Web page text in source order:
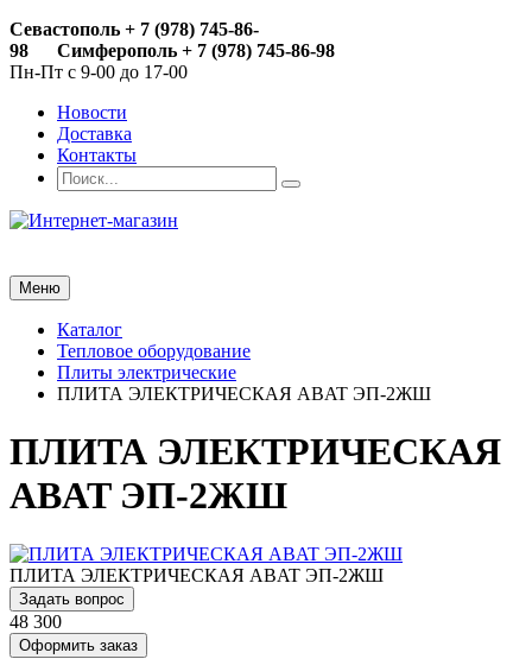
Севастополь + 7 (978) 745-86-
98
Симферополь + 7 (978) 745-86-98
Пн-Пт с 9-00 до 17-00
Новости
Доставка
Контакты
Меню
Каталог
Тепловое оборудование
Плиты электрические
ПЛИТА ЭЛЕКТРИЧЕСКАЯ ABAT ЭП-2ЖШ
ПЛИТА ЭЛЕКТРИЧЕСКАЯ
ABAT ЭП-2ЖШ
ПЛИТА ЭЛЕКТРИЧЕСКАЯ ABAT ЭП-2ЖШ
Задать вопрос
48 300
Оформить заказ